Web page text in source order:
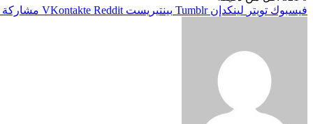
فيسبوك تويتر لينكدإن بينتيريست مشاركة